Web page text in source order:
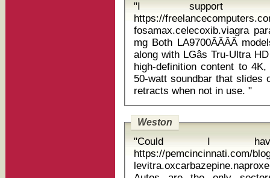
"I support
https://
fosamax.celecoxib.viagra
mg Both LA9700ĂÂĂÂ models sportĂÂĂÂ 3840 x 2160 resolution,
along with LGâs Tru-Ultra
high-definition content to
50-watt soundbar that slides
retracts when not in use. "
Weston
"Could I
https://pemcincinnati.com/
levitra.oxcarbazepine.naproxen